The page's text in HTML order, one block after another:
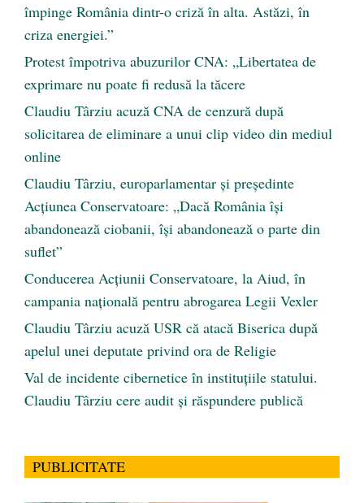
împinge România dintr-o criză în alta. Astăzi, în
criza energiei.”
Protest împotriva abuzurilor CNA: „Libertatea de
exprimare nu poate fi redusă la tăcere
Claudiu Târziu acuză CNA de cenzură după
solicitarea de eliminare a unui clip video din mediul
online
Claudiu Târziu, europarlamentar și președinte
Acțiunea Conservatoare: „Dacă România își
abandonează ciobanii, își abandonează o parte din
suflet”
Conducerea Acțiunii Conservatoare, la Aiud, în
campania națională pentru abrogarea Legii Vexler
Claudiu Târziu acuză USR că atacă Biserica după
apelul unei deputate privind ora de Religie
Val de incidente cibernetice în instituțiile statului.
Claudiu Târziu cere audit și răspundere publică
PUBLICITATE